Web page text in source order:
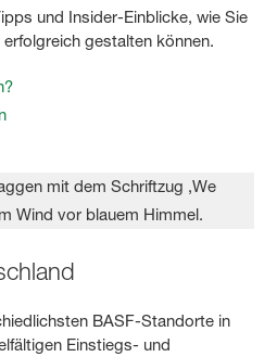
und Insider-Einblicke, wie Sie
gestalten können.
BASF-Standorte in
Einstiegs- und